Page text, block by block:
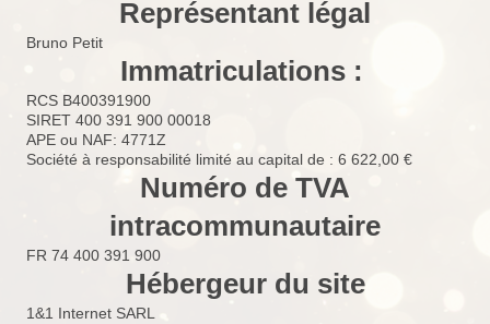
Représentant légal
Bruno Petit
Immatriculations :
RCS B400391900
SIRET 400 391 900 00018
APE ou NAF: 4771Z
Société à responsabilité limité au capital de : 6 622,00 €
Numéro de TVA
intracommunautaire
FR 74 400 391 900
Hébergeur du site
1&1 Internet SARL